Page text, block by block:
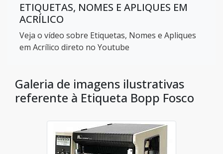
ETIQUETAS, NOMES E APLIQUES EM
ACRÍLICO
Veja o vídeo sobre Etiquetas, Nomes e Apliques
em Acrílico direto no Youtube
Galeria de imagens ilustrativas
referente à Etiqueta Bopp Fosco